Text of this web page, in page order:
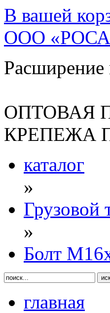
В вашей
ООО
Расширение
ОПТОВАЯ
КРЕПЕЖА
каталог
»
Грузовой
»
Болт
главная